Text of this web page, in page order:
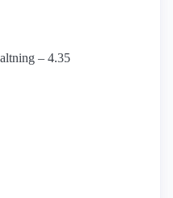
– 4.35